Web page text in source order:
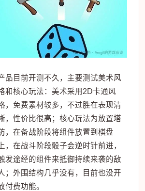
273
品目前开测不久，主要测试美术风
和核心玩法：美术采用2D卡通风
，免费素材较多，不过胜在表现清
，性价比很高；核心玩法为放置塔
，在备战阶段将组件放置到棋盘
上，在战斗阶段骰子会逆时针前进，
发途经的组件来抵御持续来袭的敌
；外围结构几乎没有，目前也没开
付费功能。